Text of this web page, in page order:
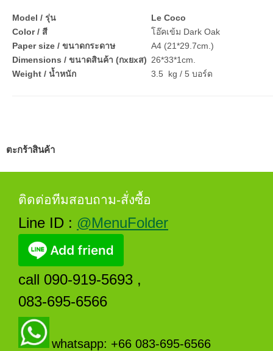
Model / รุ่น
Le Coco
Color / สี
โอ๊คเข้ม Dark Oak
Paper size / ขนาดกระดาษ
A4 (21*29.7cm.)
Dimensions / ขนาดสินค้า (กxยxส) 26*33*1cm.
Weight / น้ำหนัก
3.5 kg / 5 บอร์ด
ตะกร้าสินค้า
ติดต่อทีมสอบถาม-สั่งซื้อ
Line ID : @MenuFolder
call 090-919-5693 ,
083-695-6566
whatsapp: +66 083-695-6566